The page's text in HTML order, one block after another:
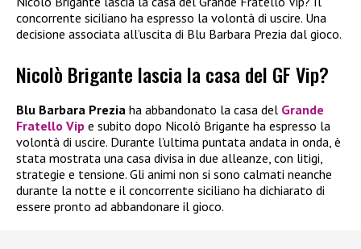
concorrente siciliano ha espresso la volontà di uscire. Una
decisione associata all’uscita di Blu Barbara Prezia dal gioco.
Nicolò Brigante lascia la casa del GF Vip?
Blu Barbara Prezia ha abbandonato la casa del Grande
Fratello Vip e subito dopo Nicolò Brigante ha espresso la
volontà di uscire. Durante l’ultima puntata andata in onda, è
stata mostrata una casa divisa in due alleanze, con litigi,
strategie e tensione. Gli animi non si sono calmati neanche
durante la notte e il concorrente siciliano ha dichiarato di
essere pronto ad abbandonare il gioco.